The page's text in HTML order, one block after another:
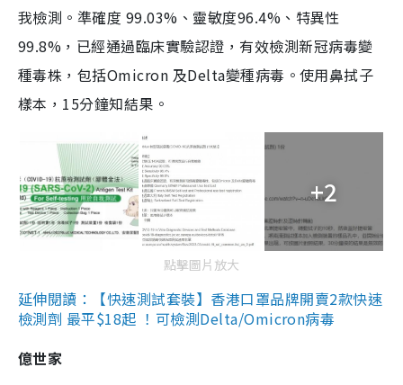
我檢測。準確度 99.03%、靈敏度96.4%、特異性
99.8%，已經通過臨床實驗認證，有效檢測新冠病毒變
種毒株，包括Omicron 及Delta變種病毒。使用鼻拭子
樣本，15分鐘知結果。
+2
點擊圖片放大
延伸閱讀：【快速測試套裝】香港口罩品牌開賣2款快速
檢測劑 最平$18起 ！可檢測Delta/Omicron病毒
億世家